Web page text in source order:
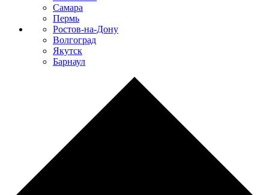
Самара
Пермь
Ростов-на-Дону
Волгоград
Якутск
Барнаул